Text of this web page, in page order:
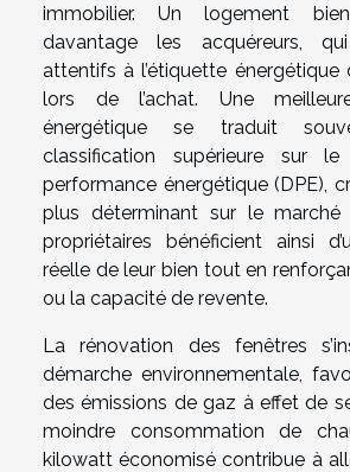
immobilier. Un logement
davantage les acquéreurs,
attentifs à l’étiquette énergétique
lors de l’achat. Une
énergétique se traduit
classification supérieure sur
performance énergétique (DPE),
plus déterminant sur le marché
propriétaires bénéficient ainsi
réelle de leur bien tout en
ou la capacité de revente.
La rénovation des fenêtres
démarche environnementale,
des émissions de gaz à effet de
moindre consommation de
kilowatt économisé contribue à